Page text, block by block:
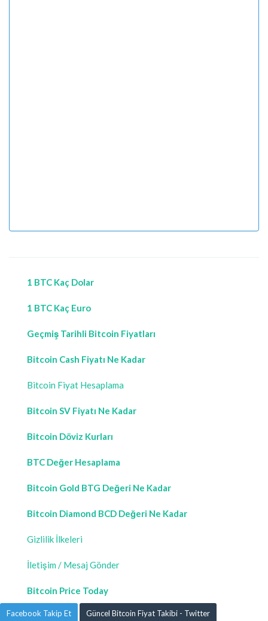
1 BTC Kaç Dolar
1 BTC Kaç Euro
Geçmiş Tarihli Bitcoin Fiyatları
Bitcoin Cash Fiyatı Ne Kadar
Bitcoin Fiyat Hesaplama
Bitcoin SV Fiyatı Ne Kadar
Bitcoin Döviz Kurları
BTC Değer Hesaplama
Bitcoin Gold BTG Değeri Ne Kadar
Bitcoin Diamond BCD Değeri Ne Kadar
Gizlilik İlkeleri
İletişim / Mesaj Gönder
Bitcoin Price Today
Facebook Takip Et Güncel Bitcoin Fiyat Takibi - Twitter